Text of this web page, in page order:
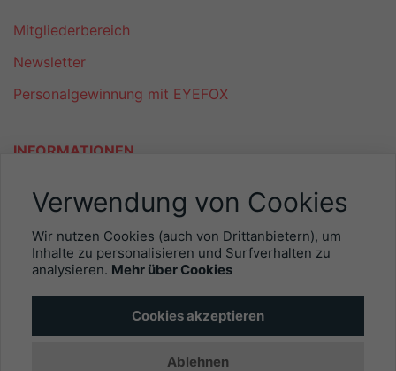
Mitgliederbereich
Newsletter
Personalgewinnung mit EYEFOX
INFORMATIONEN
Was ist EYEFOX – Ihre Möglichkeiten
Kontakt
© 2026 EYEFOX UG (haftungsbeschränkt)
Verwendung von Cookies
Wir nutzen Cookies (auch von Drittanbietern), um
Inhalte zu personalisieren und Surfverhalten zu
analysieren. Mehr über Cookies
Cookies akzeptieren
Ablehnen